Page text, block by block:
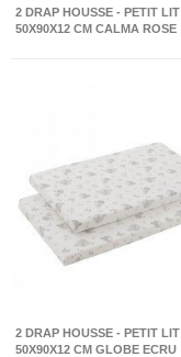
2 DRAP HOUSSE - PETIT LIT
50X90X12 CM CALMA ROSE
2 DRAP HOUSSE - PETIT LIT
50X90X12 CM GLOBE ECRU